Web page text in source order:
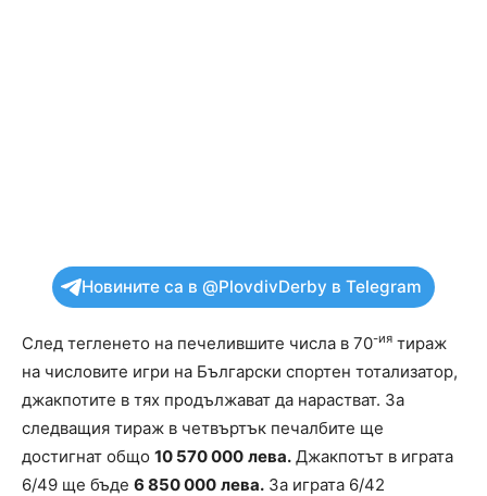
Новините са в @PlovdivDerby в Telegram
След тегленето на печелившите числа в 70-ия тираж
на числовите игри на Български спортен тотализатор,
джакпотите в тях продължават да нарастват. За
следващия тираж в четвъртък печалбите ще
достигнат общо 10 570 000 лева. Джакпотът в играта
6/49 ще бъде 6 850 000 лева. За играта 6/42